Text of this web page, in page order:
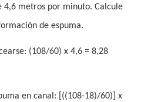
4,6 metros por minuto. Calcule
de espuma.
(108/60) x 4,6 = 8,28
en canal: [((108-18)/60)] x